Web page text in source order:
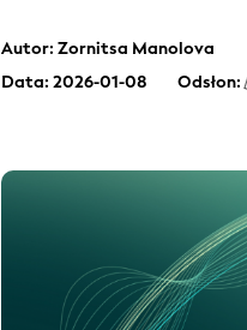
Autor: Zornitsa Manolova
Data: 2026-01-08
Odsłon: